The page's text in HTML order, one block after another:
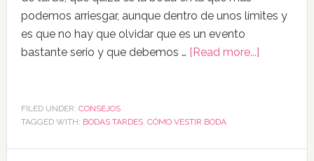
podemos arriesgar, aunque dentro de unos límites y
es que no hay que olvidar que es un evento
bastante serio y que debemos … [Read more...]
FILED UNDER: CONSEJOS
TAGGED WITH: BODAS TARDES, CÓMO VESTIR BODA